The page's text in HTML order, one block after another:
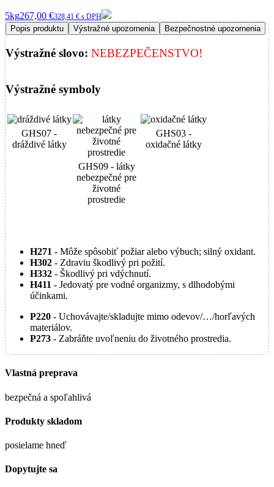
5kg267,00 €328,41 € s DPH
Popis produktu Výstražné upozornenia Bezpečnostné upozornenia
Výstražné slovo: NEBEZPEČENSTVO!
Výstražné symboly
GHS07 -
dráždivé látky
GHS09 - látky
nebezpečné pre
životné
prostredie
GHS03 -
oxidačné látky
H271 - Môže spôsobiť požiar alebo výbuch; silný oxidant.
H302 - Zdraviu škodlivý pri požití.
H332 - Škodlivý pri vdýchnutí.
H411 - Jedovatý pre vodné organizmy, s dlhodobými
účinkami.
P220 - Uchovávajte/skladujte mimo odevov/…/horľavých
materiálov.
P273 - Zabráňte uvoľneniu do životného prostredia.
Vlastná preprava
bezpečná a spoľahlivá
Produkty skladom
posielame hneď
Dopytujte sa